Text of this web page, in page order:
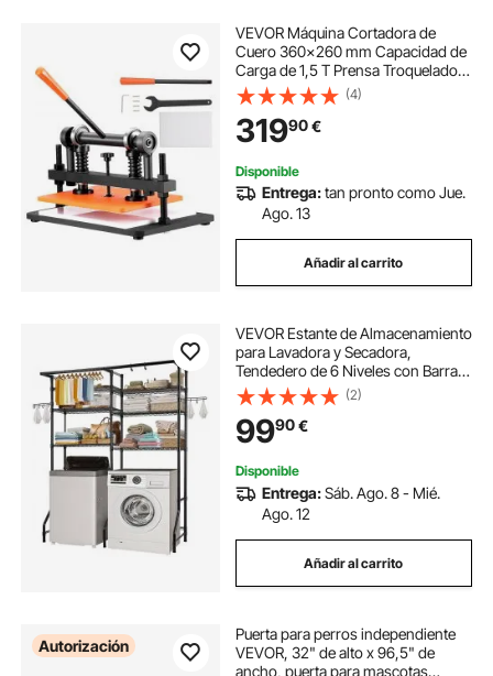
VEVOR Máquina Cortadora de
Cuero 360x260 mm Capacidad de
Carga de 1,5 T Prensa Troqueladora
Manual Carrera Ajustable 12 mm
Perforadora Manual para Cuero
Papel Espuma Plástico Caucho
Varios Materiales
(4)
31990€
Disponible
Entrega:tan pronto como Jue.
Ago. 13
Añadir al carrito
VEVOR Estante de Almacenamiento
para Lavadora y Secadora,
Tendedero de 6 Niveles con Barra y
Ganchos, Estantes Ajustables de
dos Filas para Lavadora, Ahorra
Espacio para Lavadero, Color
Negro
(2)
9990€
Disponible
Entrega:Sáb. Ago. 8 - Mié.
Ago. 12
Añadir al carrito
Autorización
Puerta para perros independiente
VEVOR, 32" de alto x 96,5" de
ancho, puerta para mascotas